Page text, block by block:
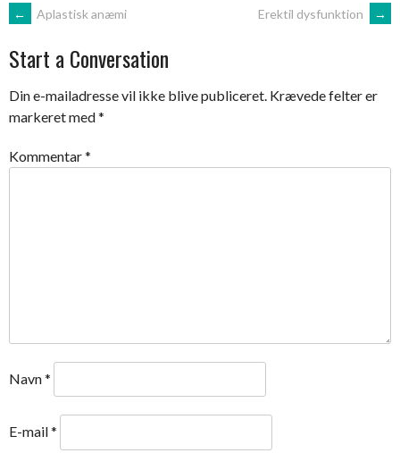
Post
navigation
← Aplastisk anæmi Erektil dysfunktion →
Start a Conversation
Din e-mailadresse vil ikke blive publiceret. Krævede felter er
markeret med*
Kommentar*
Navn*
E-mail*